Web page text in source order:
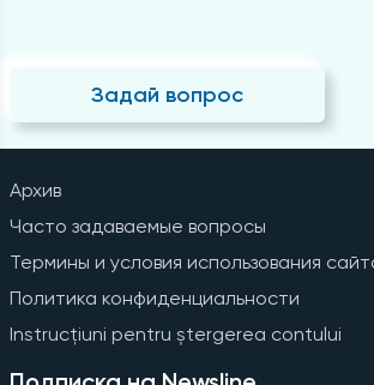
Задай вопрос
Архив
Часто задаваемые вопросы
Термины и условия использования
Политика конфиденциальности
Instrucțiuni pentru ștergerea contului